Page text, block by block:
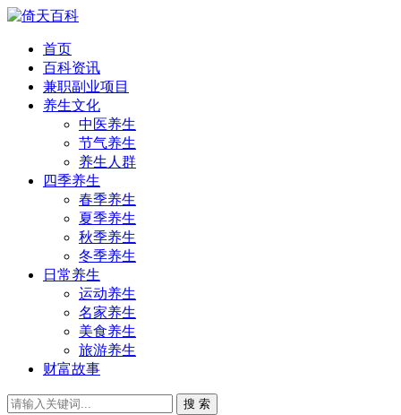
首页
百科资讯
兼职副业项目
养生文化
中医养生
节气养生
养生人群
四季养生
春季养生
夏季养生
秋季养生
冬季养生
日常养生
运动养生
名家养生
美食养生
旅游养生
财富故事
搜 索